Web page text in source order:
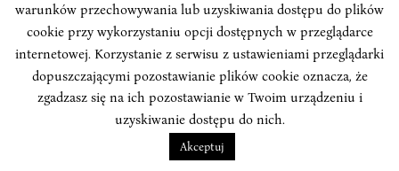
warunków przechowywania lub uzyskiwania dostępu do plików
cookie przy wykorzystaniu opcji dostępnych w przeglądarce
internetowej. Korzystanie z serwisu z ustawieniami przeglądarki
dopuszczającymi pozostawianie plików cookie oznacza, że
zgadzasz się na ich pozostawianie w Twoim urządzeniu i
uzyskiwanie dostępu do nich.
Akceptuj